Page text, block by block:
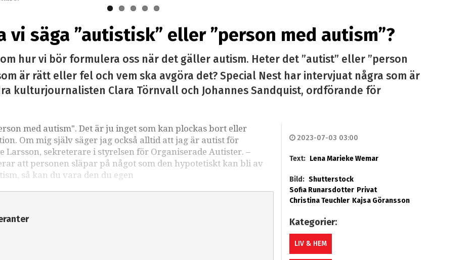
vi säga ”autistisk” eller ”person med autism”?
hur vi bör formulera oss när det gäller autism. Heter det ”autist” eller ”person
är rätt eller fel och vem ska avgöra det? Special Nest har intervjuat några som är
kulturjournalisten Clara Törnvall och Johannes Sandquist, ordförande för
med autism". Det är ju inget som kan plockas bort eller
Om mig själv säger jag också alltid att jag är autist för
sekreterare i styrelsen för Organiserade Autister. –
att personen släpar på något som den hypotetiskt kan bli av
så kan du vara den du egen
2023-07-03 03:00
Text: Lena Marieke Wemar
Bild: Shutterstock
Sofia Runarsdotter Privat
Christina Teuchler Kajsa Göransson
Kategorier:
LIV & HEM